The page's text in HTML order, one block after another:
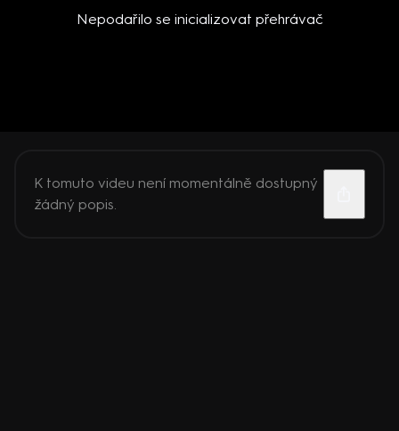
Nepodařilo se inicializovat přehrávač
K tomuto videu není momentálně dostupný
žádný popis.